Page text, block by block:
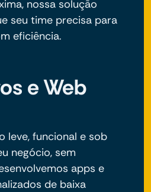
nossa solução
seu time precisa para
eficiência.
e Web
leve, funcional e sob
negócio, sem
apps e
de baixa